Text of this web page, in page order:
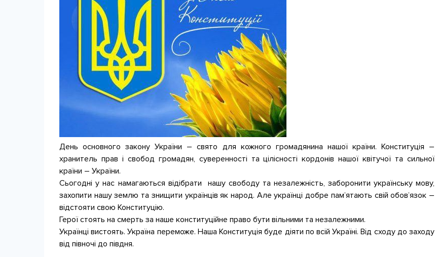
День основного закону України – свято для кожного громадянина нашої країни. Конституція –
хранитель прав і свобод громадян, суверенності та цілісності кордонів нашої квітучої та сильної
країни – України.
Сьогодні у нас намагаються відібрати нашу свободу та незалежність, заборонити українську мову,
захопити нашу землю та знищити українців як народ. Але українці добре пам’ятають свій обов’язок –
відстояти свою Конституцію.
Герої стоять на смерть за наше конституційне право бути вільними та незалежними.
Українці вистоять. Україна переможе. Наша Конституція буде діяти по всій Україні. Від сходу до заходу
від півночі до півдня.